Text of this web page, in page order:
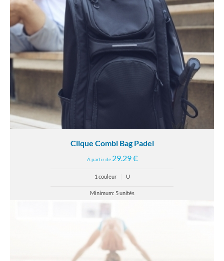
Clique Combi Bag Padel
À partir de 29.29 €
1 couleur U
Minimum: 5 unités